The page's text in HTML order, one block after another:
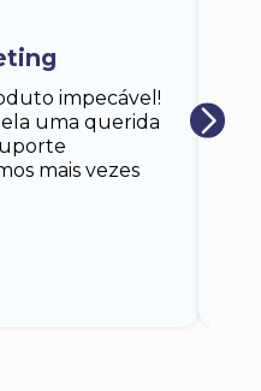
impecável!
uma querida
mais vezes